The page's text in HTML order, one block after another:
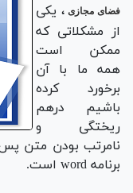
فضای مجازی ، یکی
از مشکلاتی که
ممکن است
همه ما با آن
برخورد کرده
باشیم درهم
ریختگی و
نامرتب بودن متن
برنامه word است.